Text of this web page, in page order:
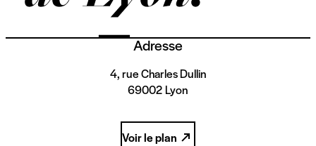
Adresse
4, rue Charles Dullin
69002 Lyon
Voir le plan